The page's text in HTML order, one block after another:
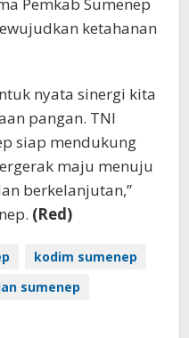
Pemkab Sumenep
ketahanan
nyata sinergi kita
pangan. TNI
siap mendukung
maju menuju
berkelanjutan,”
(Red)
kodim sumenep
sumenep